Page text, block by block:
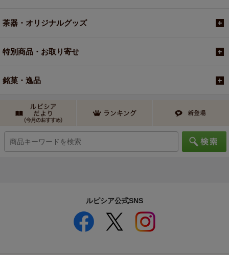
茶器・オリジナルグッズ
特別商品・お取り寄せ
銘菓・逸品
ルピシア公式SNS